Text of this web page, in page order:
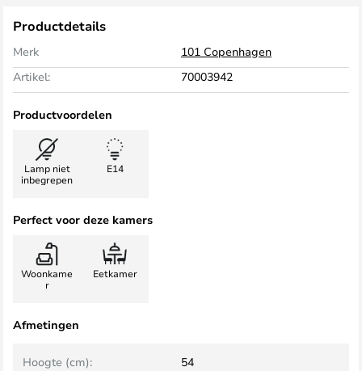
Productdetails
Merk
101 Copenhagen
Artikel:
70003942
Productvoordelen
Lamp niet
inbegrepen
E14
Perfect voor deze kamers
Woonkame
r
Eetkamer
Afmetingen
Hoogte (cm): 54